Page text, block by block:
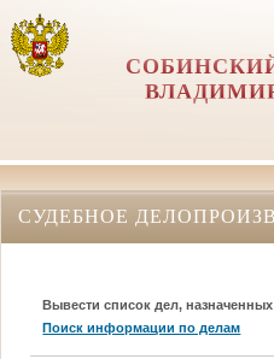
СУДЕБНОЕ
Вывести список дел, назначенных
Поиск информации по делам